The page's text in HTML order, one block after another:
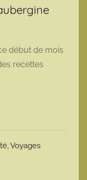
début de mois
recettes
,Voyages